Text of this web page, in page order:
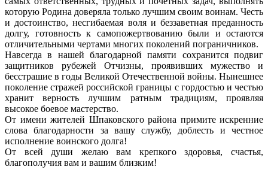
которую Родина доверяла только лучшим своим воинам. Честь
и достоинство, несгибаемая воля и беззаветная преданность
долгу, готовность к самопожертвованию были и остаются
отличительными чертами многих поколений пограничников.
Навсегда в нашей благодарной памяти сохранится подвиг
защитников рубежей Отчизны, проявивших мужество и
бесстрашие в годы Великой Отечественной войны. Нынешнее
поколение стражей российской границы с гордостью и честью
хранит верность лучшим ратным традициям, проявляя
высокое боевое мастерство.
От имени жителей Шпаковского района примите искренние
слова благодарности за вашу службу, доблесть и честное
исполнение воинского долга!
От всей души желаю вам крепкого здоровья, счастья,
благополучия вам и вашим близким!